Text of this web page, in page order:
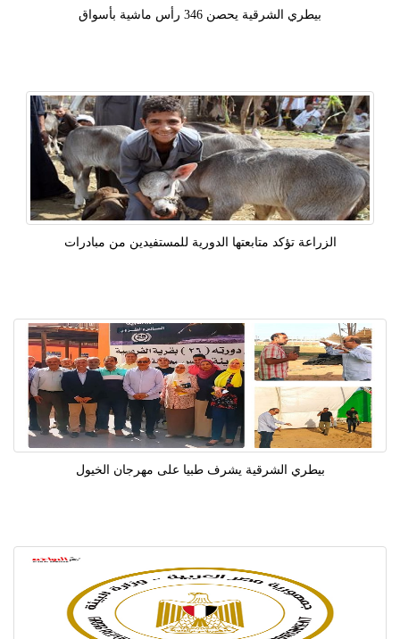
بيطري الشرقية يحصن 346 رأس ماشية بأسواق
الزراعة تؤكد متابعتها الدورية للمستفيدين من مبادرات
بيطري الشرقية يشرف طبيا على مهرجان الخيول